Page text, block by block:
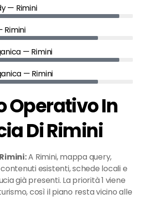
— Rimini
Rimini
— Rimini
— Rimini
Operativo In
Di Rimini
A Rimini, mappa query,
esistenti, schede locali e
già presenti. La priorità 1 viene
così il piano resta vicino alle